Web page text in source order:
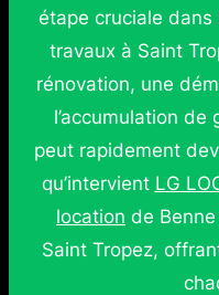
étape cruciale
travaux à Saint
rénovation, une
l’accumulation
peut rapidement
qu’intervient LG
location de
Saint Tropez,